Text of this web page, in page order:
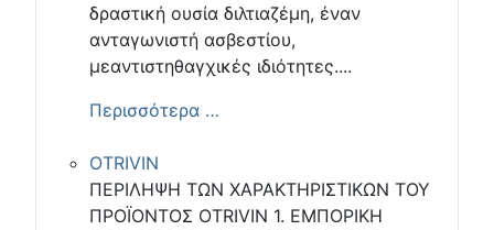
δραστική ουσία διλτιαζέμη, έναν
ανταγωνιστή ασβεστίου,
μεαντιστηθαγχικές ιδιότητες....
Περισσότερα …
OTRIVIN
ΠΕΡΙΛΗΨΗ ΤΩΝ ΧΑΡΑΚΤΗΡΙΣΤΙΚΩΝ ΤΟΥ
ΠΡΟΪΟΝΤΟΣ OTRIVIN 1. ΕΜΠΟΡΙΚΗ